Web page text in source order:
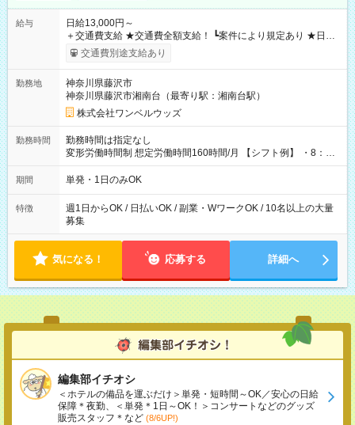
給与
日給13,000円～
＋交通費支給 ★交通費全額支給！ ┗案件により規定あり ★日払
いOK！（規定あり） ┗働いたその日に現金GET♪ お仕事後はコ
ンビニATMから 日払い分を引き落とせます！ 【試用期間】試
交通費別途支給あり
勤務地
神奈川県藤沢市
神奈川県藤沢市湘南台（最寄り駅：湘南台駅）
株式会社ワンベルウッズ
勤務時間
勤務時間は指定なし
変形労働時間制 想定労働時間160時間/月 【シフト例】 ・8：00
～21：00
期間 単発・1日のみOK
特徴
週1日からOK / 日払いOK / 副業・WワークOK / 10名以上の大量
募集
気になる！ 応募する 詳細へ
編集部イチオシ
＜ホテルの備品を運ぶだけ＞単発・短時間～OK／安心の日給
保障＊夜勤、＜単発＊1日～OK！＞コンサートなどのグッズ
販売スタッフ＊など (8/6UP!)